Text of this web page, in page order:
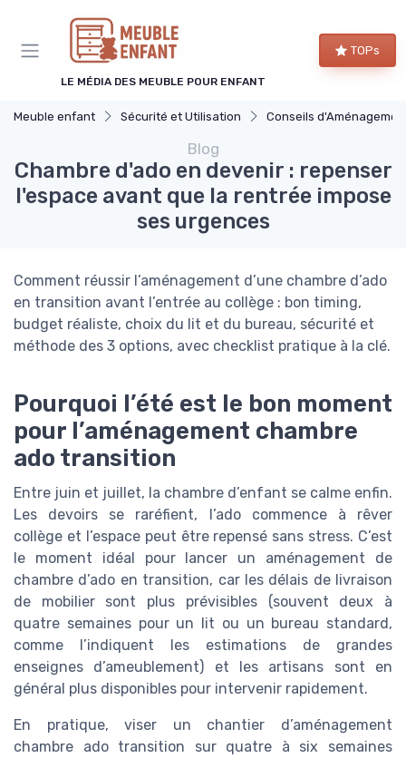
LE MÉDIA DES MEUBLE POUR ENFANT
TOPs
Meuble enfant Sécurité et Utilisation Conseils d'Aménagement de Chambre
Blog
Chambre d'ado en devenir : repenser
l'espace avant que la rentrée impose
ses urgences
Comment réussir l’aménagement d’une chambre d’ado
en transition avant l’entrée au collège : bon timing,
budget réaliste, choix du lit et du bureau, sécurité et
méthode des 3 options, avec checklist pratique à la clé.
Pourquoi l’été est le bon moment
pour l’aménagement chambre
ado transition
Entre juin et juillet, la chambre d’enfant se calme enfin.
Les devoirs se raréfient, l’ado commence à rêver
collège et l’espace peut être repensé sans stress. C’est
le moment idéal pour lancer un aménagement de
chambre d’ado en transition, car les délais de livraison
de mobilier sont plus prévisibles (souvent deux à
quatre semaines pour un lit ou un bureau standard,
comme l’indiquent les estimations de grandes
enseignes d’ameublement) et les artisans sont en
général plus disponibles pour intervenir rapidement.
En pratique, viser un chantier d’aménagement
chambre ado transition sur quatre à six semaines